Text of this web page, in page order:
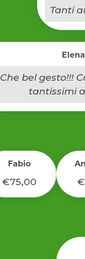
Tanti
Elena
Che bel gesto!!!
tantissimi
Fabio
€75,00